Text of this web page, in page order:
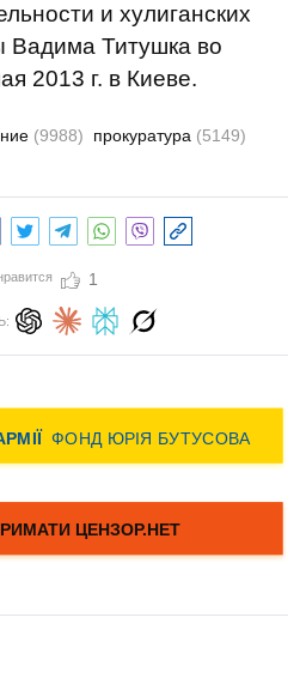
и хулиганских
Вадима Титушка во
2013 г. в Киеве.
(9988) прокуратура (5149)
1